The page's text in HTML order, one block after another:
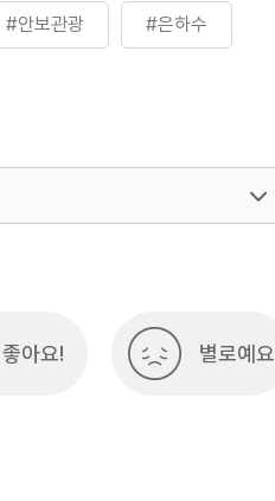
#안보관광 #은하수
좋아요! 별로예요